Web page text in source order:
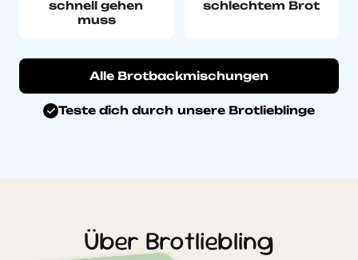
schnell gehen
muss
schlechtem Brot
Alle Brotbackmischungen
Teste dich durch unsere Brotlieblinge
Über Brotliebling